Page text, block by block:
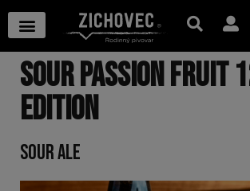
SOUR PASSION FRUIT
EDITION
SOUR ALE